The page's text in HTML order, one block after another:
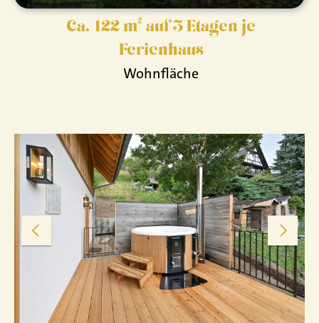
Ca. 122 m² auf 3 Etagen je
Ferienhaus
Wohnfläche